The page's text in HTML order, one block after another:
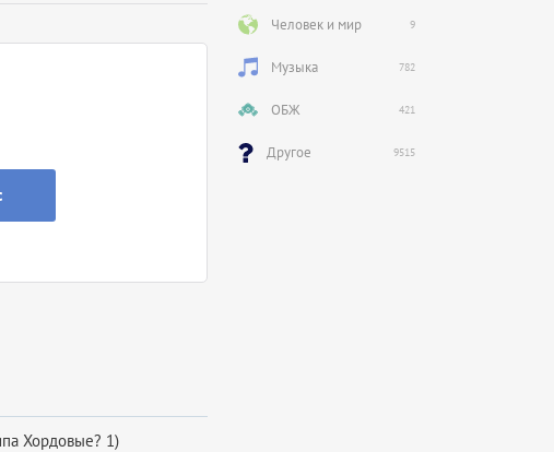
Хордовые? 1)
Человек и мир 9
Музыка 782
ОБЖ 421
Другое 9515